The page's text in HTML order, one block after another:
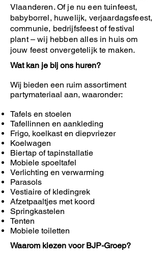
Vlaanderen. Of je nu een tuinfeest,
babyborrel, huwelijk, verjaardagsfeest,
communie, bedrijfsfeest of festival
plant – wij hebben alles in huis om
jouw feest onvergetelijk te maken.
Wat kan je bij ons huren?
Wij bieden een ruim assortiment
partymateriaal aan, waaronder:
Tafels en stoelen
Tafellinnen en aankleding
Frigo, koelkast en diepvriezer
Koelwagen
Biertap of tapinstallatie
Mobiele spoeltafel
Verlichting en verwarming
Parasols
Vestiaire of kledingrek
Afzetpaaltjes met koord
Springkastelen
Tenten
Mobiele toiletten
Waarom kiezen voor BJP-Groep?